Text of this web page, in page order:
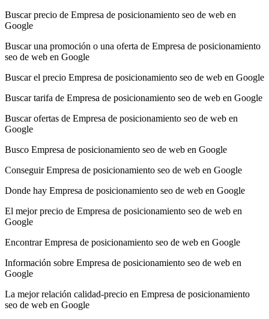
Buscar precio de Empresa de posicionamiento seo de web en
Google
Buscar una promoción o una oferta de Empresa de posicionamiento
seo de web en Google
Buscar el precio Empresa de posicionamiento seo de web en Google
Buscar tarifa de Empresa de posicionamiento seo de web en Google
Buscar ofertas de Empresa de posicionamiento seo de web en
Google
Busco Empresa de posicionamiento seo de web en Google
Conseguir Empresa de posicionamiento seo de web en Google
Donde hay Empresa de posicionamiento seo de web en Google
El mejor precio de Empresa de posicionamiento seo de web en
Google
Encontrar Empresa de posicionamiento seo de web en Google
Información sobre Empresa de posicionamiento seo de web en
Google
La mejor relación calidad-precio en Empresa de posicionamiento
seo de web en Google